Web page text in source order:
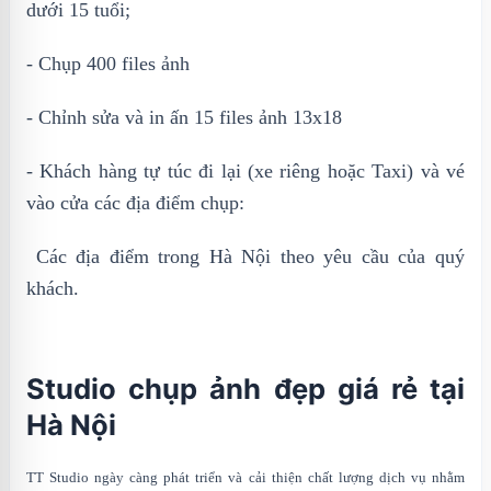
dưới 15 tuổi;
- Chụp 400 files ảnh
- Chỉnh sửa và in ấn 15 files ảnh 13x18
- Khách hàng tự túc đi lại (xe riêng hoặc Taxi) và vé
vào cửa các địa điểm chụp:
Các địa điểm trong Hà Nội theo yêu cầu của quý
khách.
Studio chụp ảnh đẹp giá rẻ tại
Hà Nội
TT Studio ngày càng phát triển và cải thiện chất lượng dịch vụ nhằm